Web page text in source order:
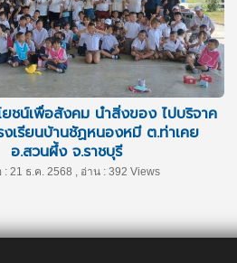
ยชน์เพื่อสังคม นำสิ่งของ ไปบริจาค
งเรียนบ้านชัฏหนองหมี ต.ท่าเคย
อ.สวนผึ้ง จ.ราชบุรี
: 21 ธ.ค. 2568 , อ่าน : 392 Views